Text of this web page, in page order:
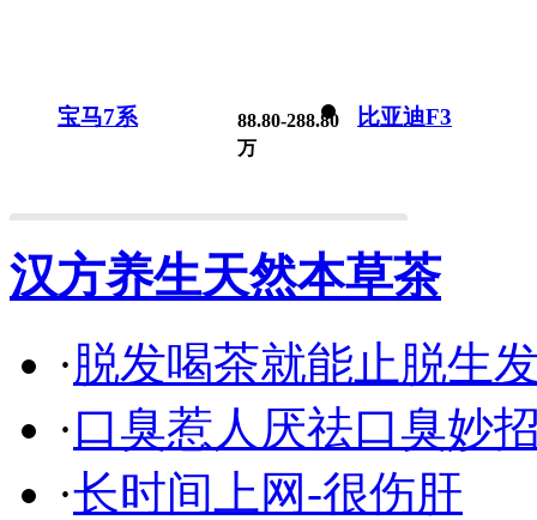
宝马7系
88.80-288.80
万
比亚迪F3
汉方养生天然本草茶
·脱发喝茶就能止脱生
·口臭惹人厌祛口臭妙
·长时间上网-很伤肝